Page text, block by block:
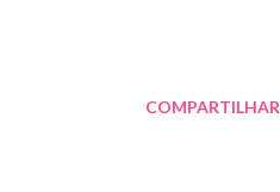
COMPARTILHAR